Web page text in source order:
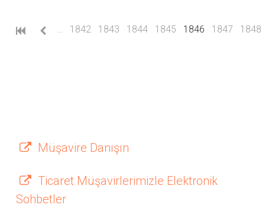
1842 1843 1844 1845 1846 (current)
1847 1848
Müşavire Danışın
Ticaret Müşavirlerimizle Elektronik
Sohbetler